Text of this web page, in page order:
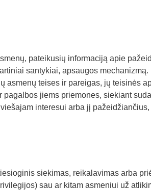
pateikusių informaciją apie
santykiai, apsaugos mechanizmą.
asmenų teises ir pareigas, jų teisinės
jiems priemones, siekiant
interesui arba jį
siekimas, reikalavimas arba
sau ar kitam asmeniui už